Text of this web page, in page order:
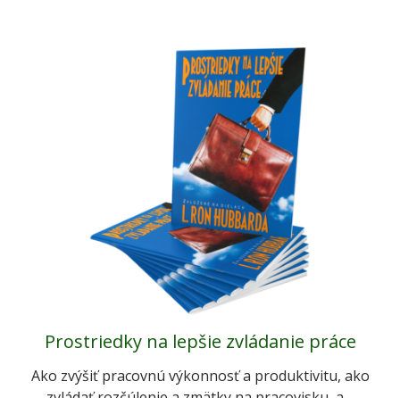
Prostriedky na lepšie zvládanie práce
Ako zvýšiť pracovnú výkonnosť a produktivitu, ako